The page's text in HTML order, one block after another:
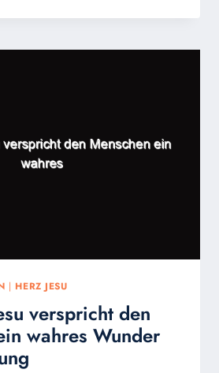
| HERZ JESU
verspricht den
wahres Wunder